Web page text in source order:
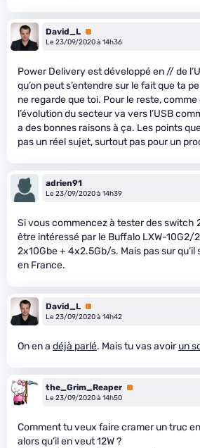
David_L Premium
Le 23/09/2020 à 14h36
Power Delivery est développé en // de
qu’on peut s’entendre sur le fait que ta
ne regarde que toi. Pour le reste, comme
l’évolution du secteur va vers l’USB
a des bonnes raisons à ça. Les points
pas un réel sujet, surtout pas pour un
adrien91
Le 23/09/2020 à 14h39
Si vous commencez à tester des switch
être intéressé par le Buffalo LXW-10G2/
2x10Gbe + 4x2.5Gb/s. Mais pas sur
en France.
David_L Premium
Le 23/09/2020 à 14h42
On en a déjà parlé. Mais tu vas avoirun
the_Grim_Reaper Premium
Le 23/09/2020 à 14h50
Comment tu veux faire cramer un truc
alors qu’il en veut 12W ?